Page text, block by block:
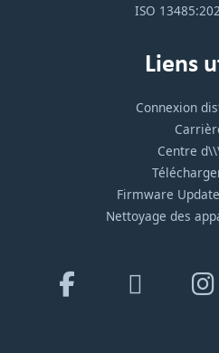
ISO
Liens
Connexion
Centre
Firmware
Nettoyage des